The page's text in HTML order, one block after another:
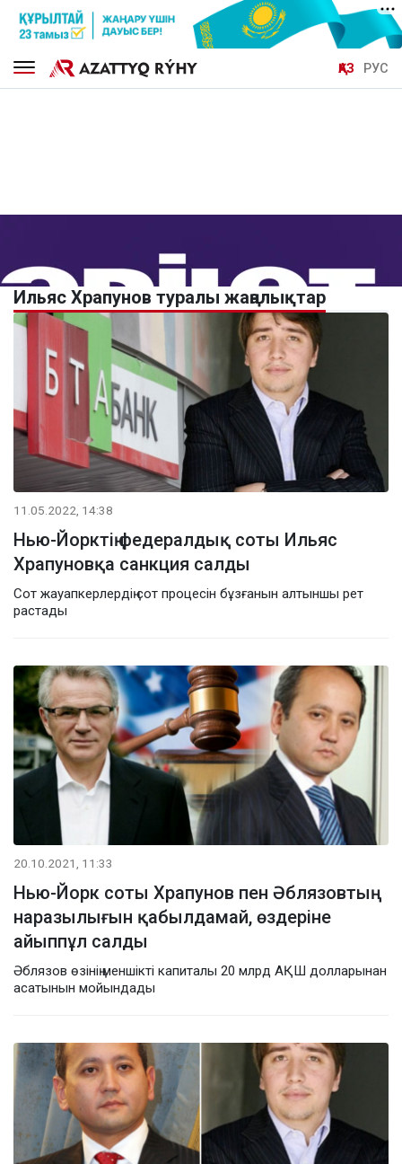
ҚАЗ РУС
Ильяс Храпунов туралы жаңалықтар
11.05.2022, 14:38
Нью-Йорктің федералдық соты Ильяс
Храпуновқа санкция салды
Сот жауапкерлердің сот процесін бұзғанын алтыншы рет
растады
20.10.2021, 11:33
Нью-Йорк соты Храпунов пен Әблязовтың
наразылығын қабылдамай, өздеріне
айыппұл салды
Әблязов өзінің меншікті капиталы 20 млрд АҚШ долларынан
асатынын мойындады